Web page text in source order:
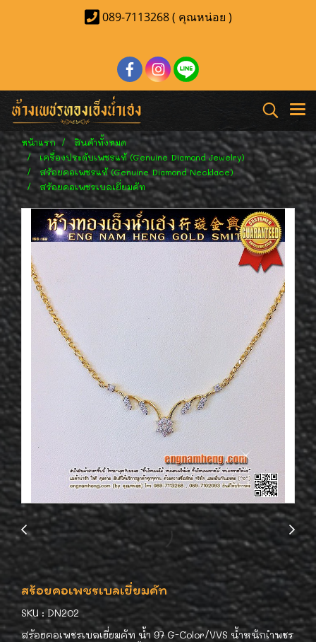
089-7113268 ( คุณหน่อย )
หน้าแรก
สินค้าทั้งหมด
เครื่องประดับเพชรแท้ (Genuine Diamond Jewelry)
สร้อยคอเพชรแท้ (Genuine Diamond Necklace)
สร้อยคอเพชรเบลเยี่ยมคัท
สร้อยคอเพชรเบลเยี่ยมคัท
SKU : DN202
สร้อยคอเพชรเบลเยี่ยมคัท น้ำ 97 G-Color/VVS น้ำหนักเำพชร